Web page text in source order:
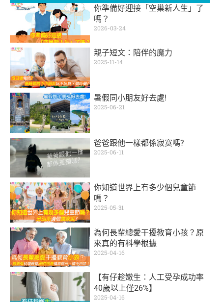
你準備好迎接「空巢新人生」了
嗎？
2026-03-24
親子短文：陪伴的魔力
2025-11-14
暑假同小朋友好去處!
2025-06-21
爸爸跟他一樣都係寂寞嗎?
2025-06-11
你知道世界上有多少個兒童節
嗎？
2025-05-31
為何長輩總愛干擾教育小孩？原
來真的有科學根據
2025-04-16
【有仔趁嫩生：人工受孕成功率
40歲以上僅26%】
2025-04-16